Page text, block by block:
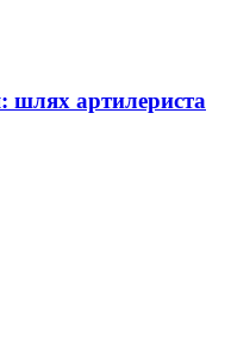
шлях артилериста